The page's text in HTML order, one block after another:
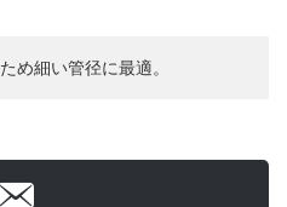
め細い管径に最適。